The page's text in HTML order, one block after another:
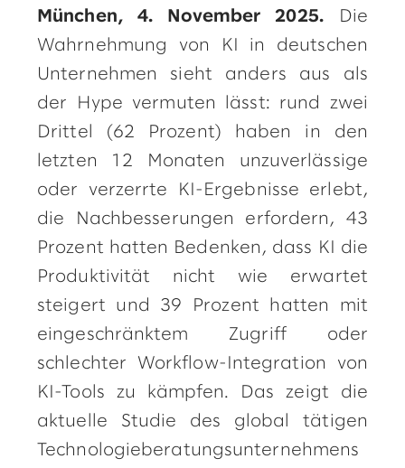
München, 4. November 2025.Die
Wahrnehmung von KI in deutschen
Unternehmen sieht anders aus als
der Hype vermuten lässt: rund zwei
Drittel (62 Prozent) haben in den
letzten 12 Monaten unzuverlässige
oder verzerrte KI-Ergebnisse erlebt,
die Nachbesserungen erfordern, 43
Prozent hatten Bedenken, dass KI die
Produktivität nicht wie erwartet
steigert und 39 Prozent hatten mit
eingeschränktem Zugriff oder
schlechter Workflow-Integration von
KI-Tools zu kämpfen. Das zeigt die
aktuelle Studie des global tätigen
Technologieberatungsunternehmens